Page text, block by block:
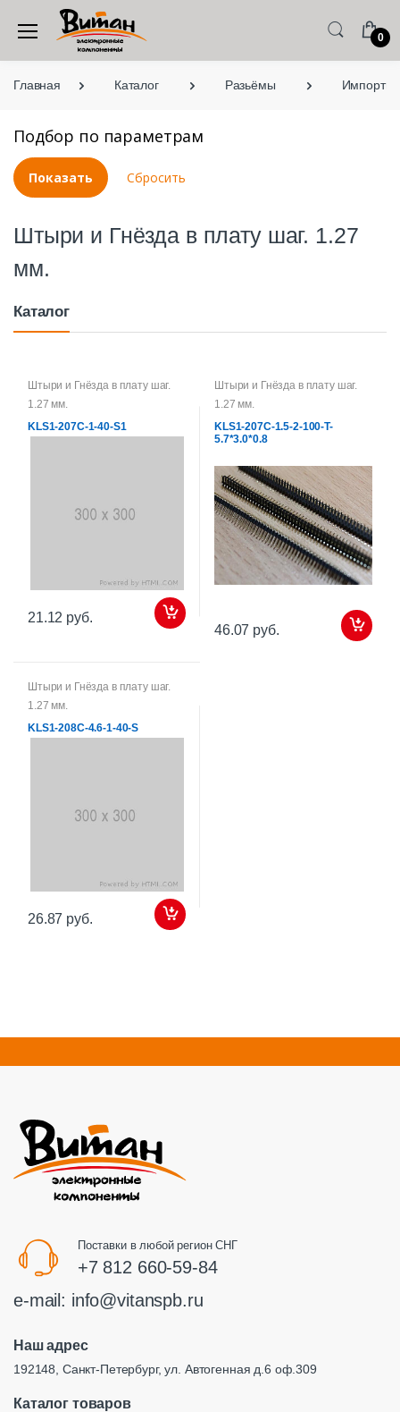
0
Главная Каталог Разьёмы
Подбор по параметрам
Штыри и Гнёзда в плату шаг. 1.27
мм.
Каталог
Штыри и Гнёзда в плату шаг.
1.27 мм.
KLS1-207C-1-40-S1
21.12 руб.
Штыри и Гнёзда в плату шаг.
1.27 мм.
KLS1-207C-1.5-2-100-T-
5.7*3.0*0.8
46.07 руб.
Штыри и Гнёзда в плату шаг.
1.27 мм.
KLS1-208C-4.6-1-40-S
26.87 руб.
Поставки в любой регион СНГ
+7 812 660-59-84
e-mail: info@vitanspb.ru
Наш адрес
192148, Санкт-Петербург, ул. Автогенная д.6 оф.309
Каталог товаров